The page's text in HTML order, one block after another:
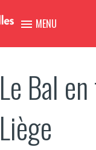
MENU
Le Bal
Liège